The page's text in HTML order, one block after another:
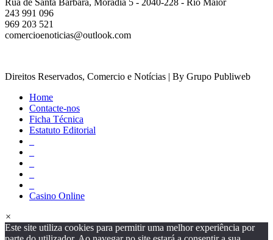
243 991 096
969 203 521
comercioenoticias@outlook.com
Direitos Reservados, Comercio e Notícias | By Grupo Publiweb
Home
Contacte-nos
Ficha Técnica
Estatuto Editorial
Casino Online
×
Este site utiliza cookies para permitir uma melhor experiência por